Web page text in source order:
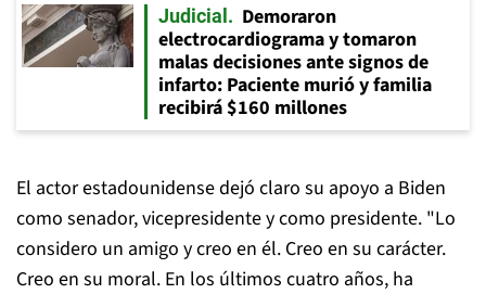
Judicial
Demoraron
electrocardiograma y tomaron
malas decisiones ante signos de
infarto: Paciente murió y familia
recibirá $160 millones
El actor estadounidense dejó claro su apoyo a Biden
como senador, vicepresidente y como presidente. "Lo
considero un amigo y creo en él. Creo en su carácter.
Creo en su moral. En los últimos cuatro años, ha